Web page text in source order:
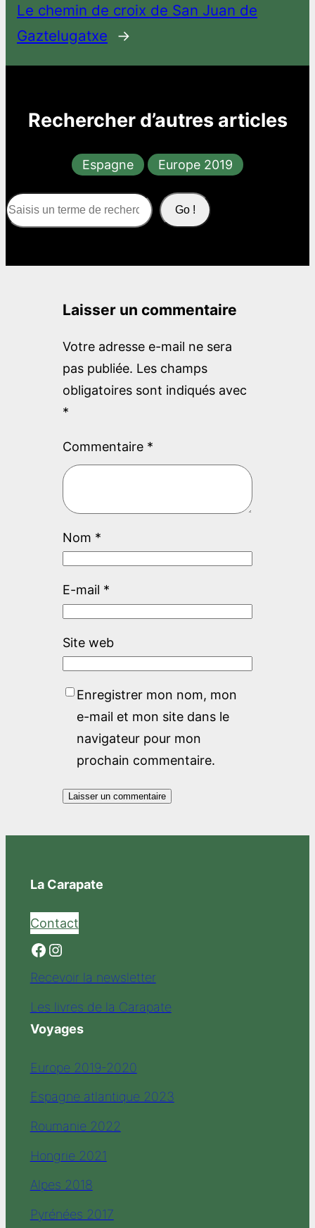
Le chemin de croix de San Juan de
Gaztelugatxe
→
Rechercher d’autres articles
Espagne Europe 2019
S
e
r
Go !
Laisser un commentaire
Votre adresse e-mail ne sera
pas publiée. Les champs
obligatoires sont indiqués avec
*
Commentaire *
Nom *
E-mail *
Site web
Enregistrer mon nom, mon
e-mail et mon site dans le
navigateur pour mon
prochain commentaire.
La Carapate
Contact
Facebook Instagram
Recevoir la newsletter
Les livres de la Carapate
Voyages
Europe 2019-2020
Espagne atlantique 2023
Roumanie 2022
Hongrie 2021
Alpes 2018
Pyrénées 2017